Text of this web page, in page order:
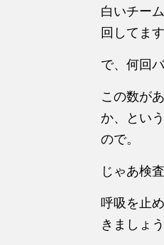
白いチー
回してます
で、何回
この数が
か、とい
ので。
じゃあ検
呼吸を止
きましょう